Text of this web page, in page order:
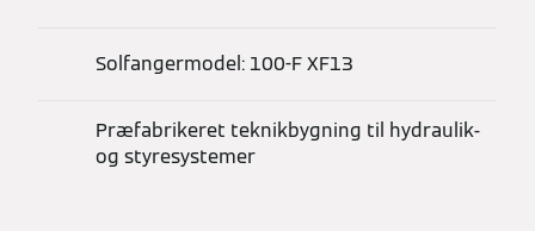
Solfangermodel: 100-F XF13
Præfabrikeret teknikbygning til hydraulik-
og styresystemer